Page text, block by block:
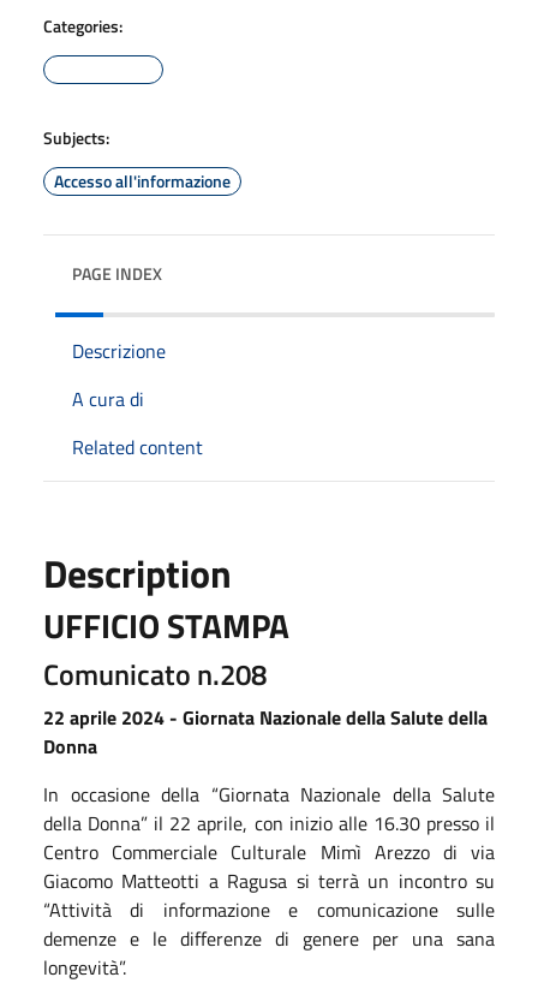
Categories:
Subjects:
Accesso all'informazione
PAGE INDEX
Descrizione
A cura di
Related content
Description
UFFICIO STAMPA
Comunicato n.208
22 aprile 2024 - Giornata Nazionale della Salute della
Donna
In occasione della “Giornata Nazionale della Salute
della Donna” il 22 aprile, con inizio alle 16.30 presso il
Centro Commerciale Culturale Mimì Arezzo di via
Giacomo Matteotti a Ragusa si terrà un incontro su
“Attività di informazione e comunicazione sulle
demenze e le differenze di genere per una sana
longevità”.